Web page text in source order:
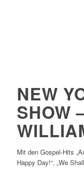
NEW
SHOW
Mit den Gospel-Hits
Happy Day!“, „We